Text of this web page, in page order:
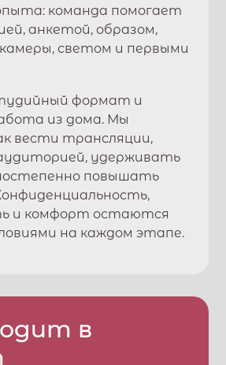
команда помогает
анкетой, образом,
светом и первыми
формат и
из дома. Мы
вести трансляции,
удерживать
повышать
и комфорт остаются
на каждом этапе.
в